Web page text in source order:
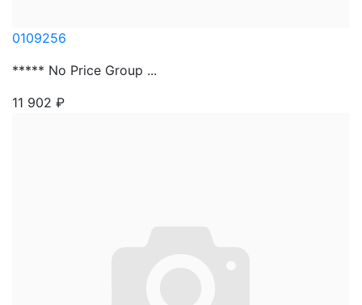
0109256
***** No Price Group ...
11 902 ₽